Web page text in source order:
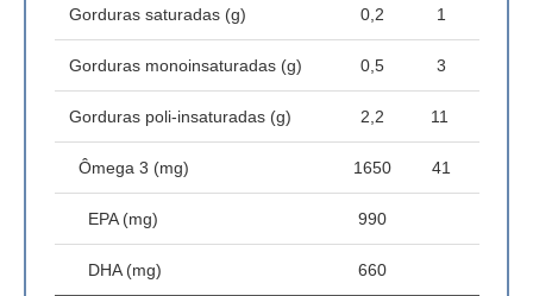
Gorduras saturadas (g) 0,2 1
Gorduras monoinsaturadas (g) 0,5 3
Gorduras poli-insaturadas (g) 2,2 11
Ômega 3 (mg) 1650 41
EPA (mg) 990
DHA (mg) 660